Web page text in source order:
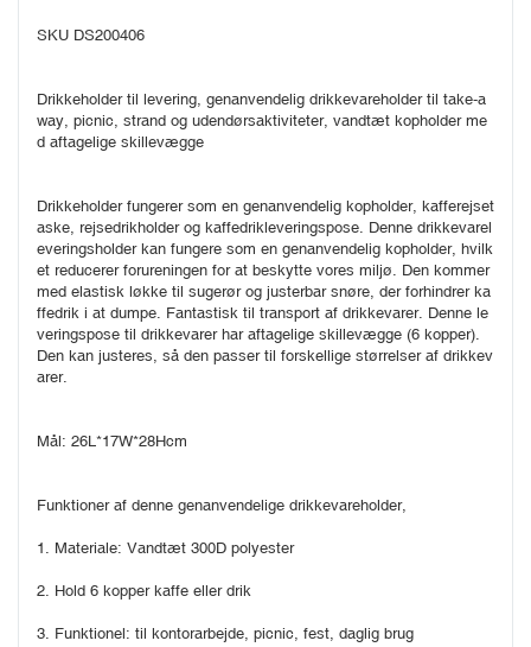
SKU DS200406
Drikkeholder til levering, genanvendelig drikkevareholder til take-a
way, picnic, strand og udendørsaktiviteter, vandtæt kopholder me
d aftagelige skillevægge
Drikkeholder fungerer som en genanvendelig kopholder, kafferejset
aske, rejsedrikholder og kaffedrikleveringspose. Denne drikkevarel
everingsholder kan fungere som en genanvendelig kopholder, hvilk
et reducerer forureningen for at beskytte vores miljø. Den kommer
med elastisk løkke til sugerør og justerbar snøre, der forhindrer ka
ffedrik i at dumpe. Fantastisk til transport af drikkevarer. Denne le
veringspose til drikkevarer har aftagelige skillevægge (6 kopper).
Den kan justeres, så den passer til forskellige størrelser af drikkev
arer.
Mål: 26L*17W*28Hcm
Funktioner af denne genanvendelige drikkevareholder,
1. Materiale: Vandtæt 300D polyester
2. Hold 6 kopper kaffe eller drik
3. Funktionel: til kontorarbejde, picnic, fest, daglig brug